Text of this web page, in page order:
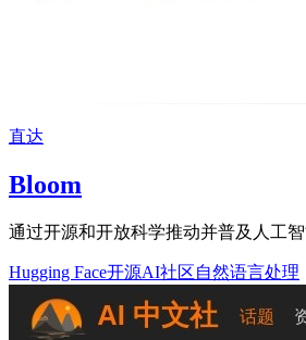
直达
Bloom
通过开源和开放科学推动并普及人工智
Hugging Face开源AI社区自然语言处理